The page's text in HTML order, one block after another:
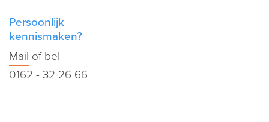
Persoonlijk
kennismaken?
Mail of bel
0162 - 32 26 66